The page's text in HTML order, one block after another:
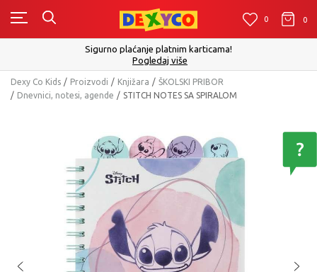
0 0
Sigurno plaćanje platnim karticama!
Pogledaj više
Dexy Co Kids Proizvodi Knjižara
ŠKOLSKI PRIBOR
Dnevnici, notesi, agende
STITCH NOTES SA SPIRALOM